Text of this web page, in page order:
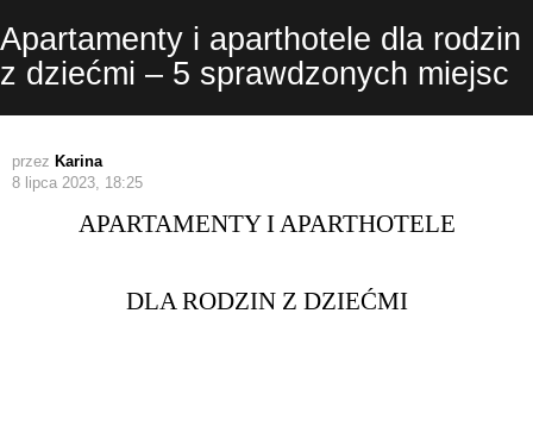
Apartamenty i aparthotele dla rodzin
z dziećmi – 5 sprawdzonych miejsc
przez Karina
8 lipca 2023, 18:25
APARTAMENTY I APARTHOTELE
DLA RODZIN Z DZIEĆMI